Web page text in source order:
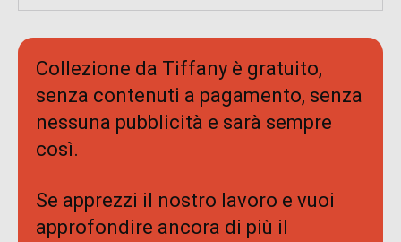
Collezione da Tiffany è gratuito,
senza contenuti a pagamento, senza
nessuna pubblicità e sarà sempre
così.
Se apprezzi il nostro lavoro e vuoi
approfondire ancora di più il